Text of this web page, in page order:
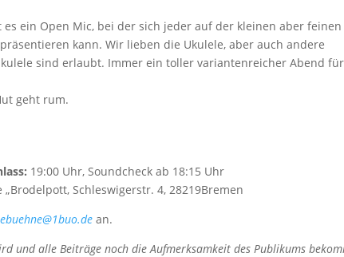
es ein Open Mic, bei der sich jeder auf der kleinen aber feinen
kann. Wir lieben die Ukulele, aber auch andere
sind erlaubt. Immer ein toller variantenreicher Abend
geht rum.
19:00 Uhr, Soundcheck ab 18:15 Uhr
Schleswigerstr. 4, 28219Bremen
an.
und alleBeiträge noch die Aufmerksamkeit des Publikums